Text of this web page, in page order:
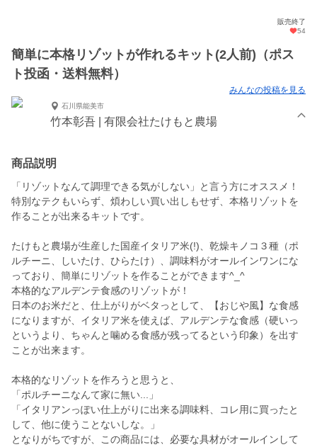
販売終了
54
簡単に本格リゾットが作れるキット(2人前)（ポス
ト投函・送料無料）
みんなの投稿を見る
石川県能美市
竹本彰吾 | 有限会社たけもと農場
商品説明
「リゾットなんて調理できる気がしない」と言う方にオススメ！
特別なテクもいらず、煩わしい買い出しもせず、本格リゾットを
作ることが出来るキットです。
たけもと農場が生産した国産イタリア米(!)、乾燥キノコ３種（ポ
ルチーニ、しいたけ、ひらたけ）、調味料がオールインワンにな
っており、簡単にリゾットを作ることができます^_^
本格的なアルデンテ食感のリゾットが！
日本のお米だと、仕上がりがベタっとして、【おじや風】な食感
になりますが、イタリア米を使えば、アルデンテな食感（硬いっ
というより、ちゃんと噛める食感が残ってるという印象）を出す
ことが出来ます。
本格的なリゾットを作ろうと思うと、
「ポルチーニなんて家に無い...」
「イタリアンっぽい仕上がりに出来る調味料、コレ用に買ったと
して、他に使うことないしな。」
となりがちですが、この商品には、必要な具材がオールインして